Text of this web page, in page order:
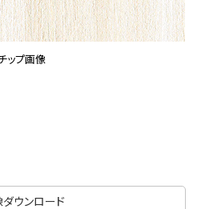
せ（ビジネスのお客様）
せ
ップ画像
ウンロード